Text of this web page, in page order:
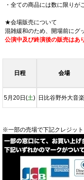
・全ての商品には数に限りが
★会場販売について
混雑緩和のため、開場前にグ
公演中及び終演後の販売はあ
日程 会場
5月20日(土) 日比谷野外大音
※一部の売場で下記クレジット